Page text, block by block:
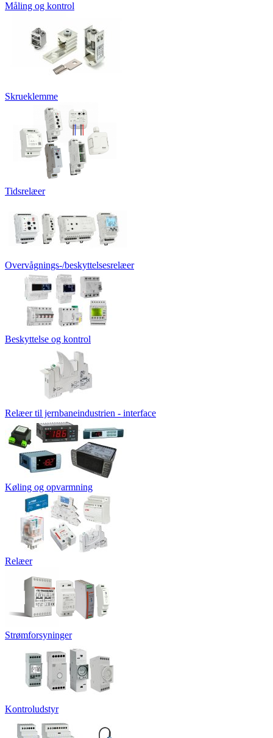
Måling og kontrol
Skrueklemme
Tidsrelæer
Overvågnings-/beskyttelsesrelæer
Beskyttelse og kontrol
Relæer til jernbaneindustrien - interface
Køling og opvarmning
Relæer
Strømforsyninger
Kontroludstyr